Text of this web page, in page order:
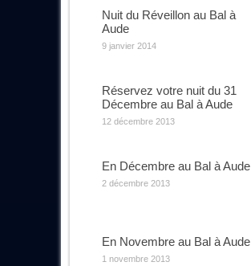
Nuit du Réveillon au Bal à
Aude
9 janvier 2014
Réservez votre nuit du 31
Décembre au Bal à Aude
12 décembre 2013
En Décembre au Bal à Aude
2 décembre 2013
En Novembre au Bal à Aude
1 novembre 2013